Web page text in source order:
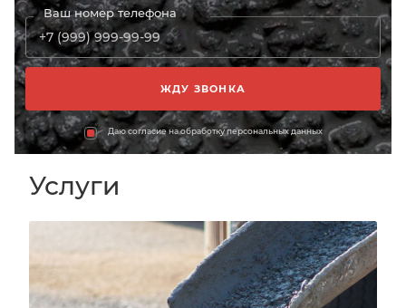
Ваш номер телефона
Даю согласие на обработку персональных данных
Услуги